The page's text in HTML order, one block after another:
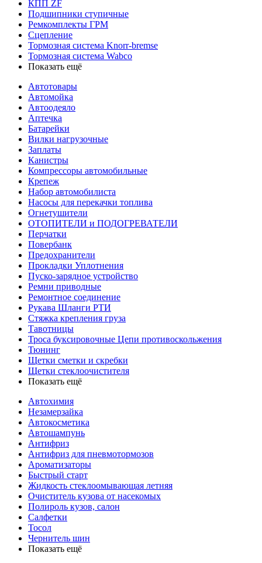
КПП ZF
Подшипники ступичные
Ремкомплекты ГРМ
Сцепление
Тормозная система Knorr-bremse
Тормозная система Wabco
Показать ещё
Автотовары
Автомойка
Автоодеяло
Аптечка
Батарейки
Вилки нагрузочные
Заплаты
Канистры
Компрессоры автомобильные
Крепеж
Набор автомобилиста
Насосы для перекачки топлива
Огнетушители
ОТОПИТЕЛИ и ПОДОГРЕВАТЕЛИ
Перчатки
Повербанк
Предохранители
Прокладки Уплотнения
Пуско-зарядное устройство
Ремни приводные
Ремонтное соединение
Рукава Шланги РТИ
Стяжка крепления груза
Тавотницы
Троса буксировочные Цепи противоскольжения
Тюнинг
Щетки сметки и скребки
Щетки стеклоочистителя
Показать ещё
Автохимия
Незамерзайка
Автокосметика
Автошампунь
Антифриз
Антифриз для пневмотормозов
Ароматизаторы
Быстрый старт
Жидкость стеклоомывающая летняя
Очиститель кузова от насекомых
Полироль кузов, салон
Салфетки
Тосол
Чернитель шин
Показать ещё